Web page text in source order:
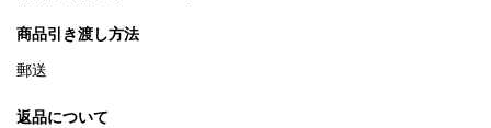
商品引き渡し方法
郵送
返品について